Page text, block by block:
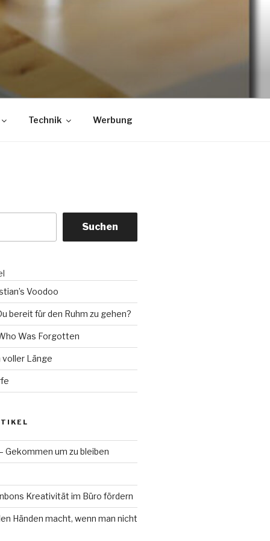
Technik Werbung
Suchen
Voodoo
bereit für den Ruhm zu gehen?
Was Forgotten
voller Länge
Gekommen um zu bleiben
Kreativität im Büro fördern
Händen macht, wenn man nicht